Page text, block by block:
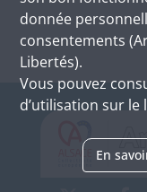
donnée
consentements
Libertés).
Vous pouvez
d’utilisation sur le
En